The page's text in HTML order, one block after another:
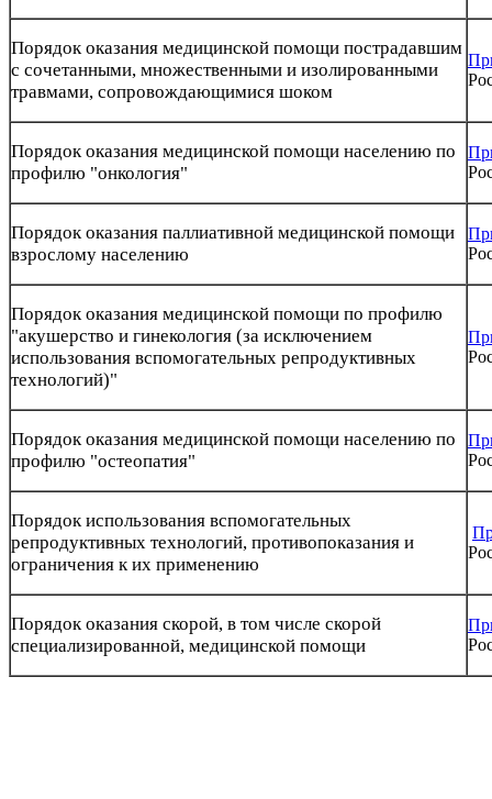
Порядок оказания медицинской помощи пострадавшим
с сочетанными, множественными и изолированными
травмами, сопровождающимися шоком
Порядок оказания медицинской помощи населению по
профилю "онкология"
Порядок оказания паллиативной медицинской помощи
взрослому населению
Порядок оказания медицинской помощи по профилю
"акушерство и гинекология (за исключением
использования вспомогательных репродуктивных
технологий)"
Порядок оказания медицинской помощи населению по
профилю "остеопатия"
Порядок использования вспомогательных
репродуктивных технологий, противопоказания и
ограничения к их применению
Порядок оказания скорой, в том числе скорой
специализированной, медицинской помощи